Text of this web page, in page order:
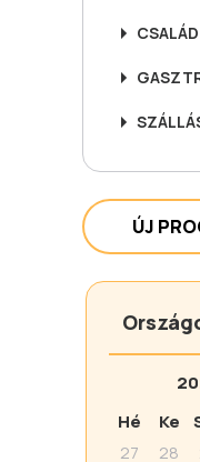
CSALÁD
ÚJ
Hé
Ke
27
28